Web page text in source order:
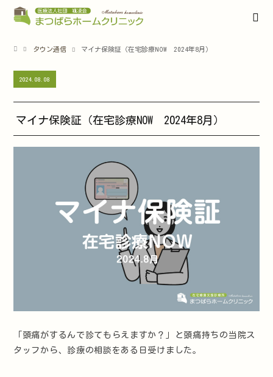
タウン通信 マイナ保険証（在宅診療NOW 2024年8月）
2024.08.08
マイナ保険証（在宅診療NOW 2024年8月）
「頭痛がするんで診てもらえますか？」と頭痛持ちの当院ス
タッフから、診療の相談をある日受けました。